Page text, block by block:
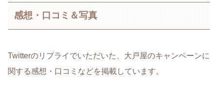
感想・口コミ＆写真
Twitterのリプライでいただいた、大戸屋のキャンペーンに
関する感想・口コミなどを掲載しています。